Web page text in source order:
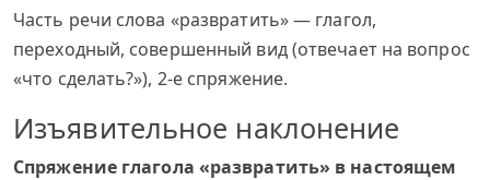
Часть речи слова «развратить» — глагол,
переходный, совершенный вид (отвечает на вопрос
«что сделать?»), 2-е спряжение.
Изъявительное наклонение
Спряжение глагола «развратить» в настоящем